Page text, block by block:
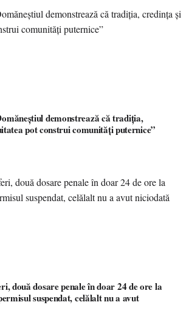
demonstrează că tradiția,
pot construi comunități puternice”
două dosare penale în doar 24 de ore la
suspendat, celălalt nu a avut